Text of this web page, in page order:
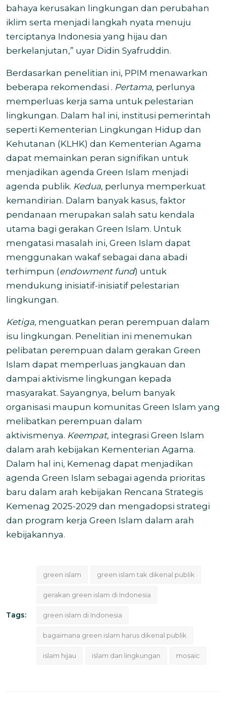
bahaya kerusakan lingkungan dan perubahan
iklim serta menjadi langkah nyata menuju
terciptanya Indonesia yang hijau dan
berkelanjutan,” uyar Didin Syafruddin.
Berdasarkan penelitian ini, PPIM menawarkan
beberapa rekomendasi . Pertama, perlunya
memperluas kerja sama untuk pelestarian
lingkungan. Dalam hal ini, institusi pemerintah
seperti Kementerian Lingkungan Hidup dan
Kehutanan (KLHK) dan Kementerian Agama
dapat memainkan peran signifikan untuk
menjadikan agenda Green Islam menjadi
agenda publik. Kedua, perlunya memperkuat
kemandirian. Dalam banyak kasus, faktor
pendanaan merupakan salah satu kendala
utama bagi gerakan Green Islam. Untuk
mengatasi masalah ini, Green Islam dapat
menggunakan wakaf sebagai dana abadi
terhimpun (endowment fund) untuk
mendukung inisiatif-inisiatif pelestarian
lingkungan.
Ketiga, menguatkan peran perempuan dalam
isu lingkungan. Penelitian ini menemukan
pelibatan perempuan dalam gerakan Green
Islam dapat memperluas jangkauan dan
dampai aktivisme lingkungan kepada
masyarakat. Sayangnya, belum banyak
organisasi maupun komunitas Green Islam yang
melibatkan perempuan dalam
aktivismenya. Keempat, integrasi Green Islam
dalam arah kebijakan Kementerian Agama.
Dalam hal ini, Kemenag dapat menjadikan
agenda Green Islam sebagai agenda prioritas
baru dalam arah kebijakan Rencana Strategis
Kemenag 2025-2029 dan mengadopsi strategi
dan program kerja Green Islam dalam arah
kebijakannya.
Tags:
green islam green islam tak dikenal publik
gerakan green islam di Indonesia
green islam di Indonesia
bagaimana green islam harus dikenal publik
islam hijau islam dan lingkungan mosaic